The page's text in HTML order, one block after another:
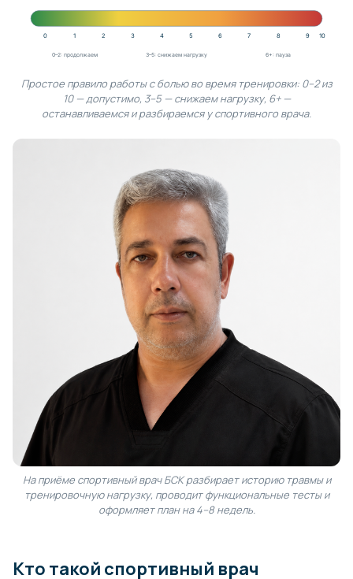
0 1 2 3 4 5 6 7 8 9 10
0–2: продолжаем 3–5: снижаем нагрузку 6+: пауза
Простое правило работы с болью во время тренировки: 0–2 из
10 — допустимо, 3–5 — снижаем нагрузку, 6+ —
останавливаемся и разбираемся у спортивного врача.
На приёме спортивный врач БСК разбирает историю травмы и
тренировочную нагрузку, проводит функциональные тесты и
оформляет план на 4–8 недель.
Кто такой спортивный врач